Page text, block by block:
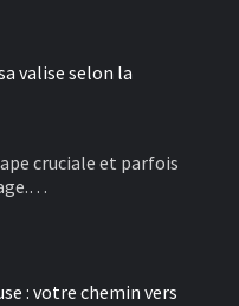
valise selon la
cruciale et parfois
: votre chemin vers